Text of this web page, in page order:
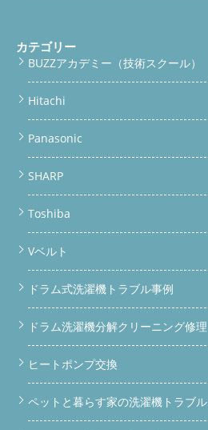
カテゴリー
BUZZアカデミー（技術スクール）
Hitachi
Panasonic
SHARP
Toshiba
Vベルト
ドラム式洗濯機トラブル事例
ドラム洗濯機分解クリーニング修理
ヒートポンプ交換
ペットと暮らす家の洗濯機トラブル